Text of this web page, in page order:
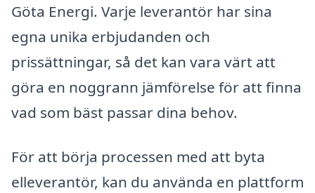
Göta Energi. Varje leverantör har sina
egna unika erbjudanden och
prissättningar, så det kan vara värt att
göra en noggrann jämförelse för att finna
vad som bäst passar dina behov.
För att börja processen med att byta
elleverantör, kan du använda en plattform